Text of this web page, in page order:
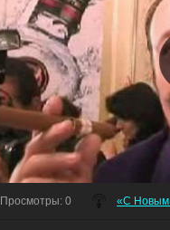
Просмотры: 0 «С Новым